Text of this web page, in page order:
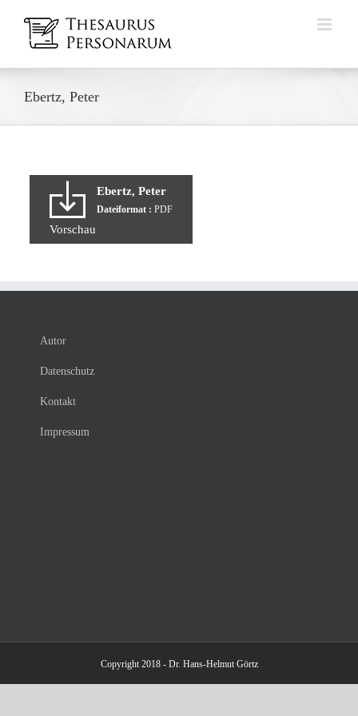
Inhalt
springen
Ebertz, Peter
Ebertz, Peter
Dateiformat : PDF
Vorschau
Autor
Datenschutz
Kontakt
Impressum
Copyright 2018 - Dr. Hans-Helmut Görtz